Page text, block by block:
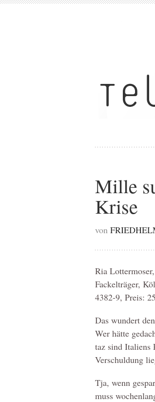
Mille
Krise
von
Ria Lottermoser,
Fackelträger,
4382-9, Preis:
Das wundert
Wer hätte
taz sind Italiens
Verschuldung
Tja, wenn
muss